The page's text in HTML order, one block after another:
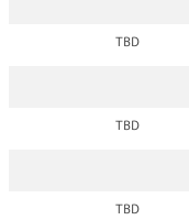
TBD
TBD
TBD